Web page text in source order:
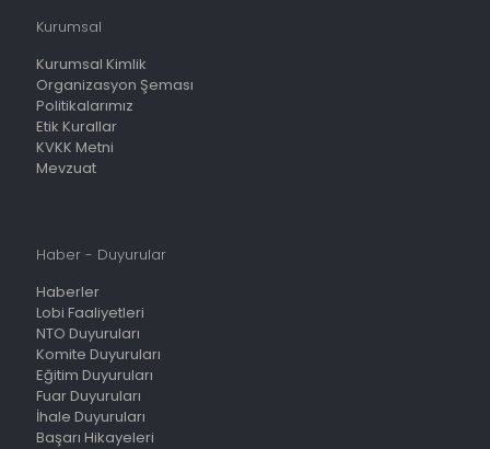
Kurumsal
Kurumsal Kimlik
Organizasyon Şeması
Politikalarımız
Etik Kurallar
KVKK Metni
Mevzuat
Haber - Duyurular
Haberler
Lobi Faaliyetleri
NTO Duyuruları
Komite Duyuruları
Eğitim Duyuruları
Fuar Duyuruları
İhale Duyuruları
Başarı Hikayeleri